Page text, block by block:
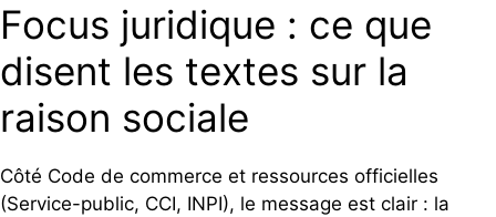
Focus juridique : ce que
disent les textes sur la
raison sociale
Côté Code de commerce et ressources officielles
(Service-public, CCI, INPI), le message est clair : la